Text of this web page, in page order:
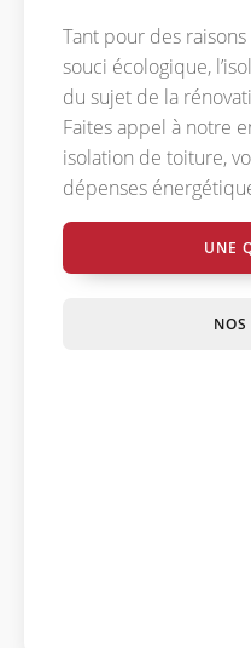
Tant pour des
souci écologique,
du sujet de la
Faites appel à notre
isolation de toiture,
dépenses
UNE
NOS